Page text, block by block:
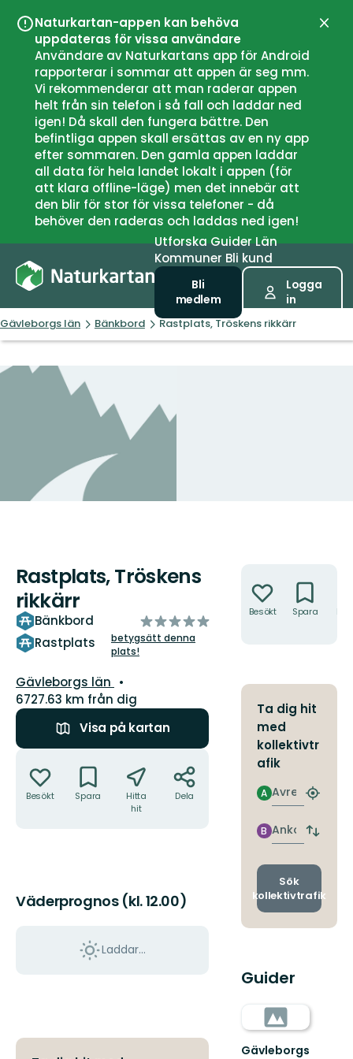
Naturkartan-appen kan behöva
uppdateras för vissa användare
Användare av Naturkartans app för Android
rapporterar i sommar att appen är seg mm.
Vi rekommenderar att man raderar appen
helt från sin telefon i så fall och laddar ned
igen! Då skall den fungera bättre. Den
befintliga appen skall ersättas av en ny app
efter sommaren. Den gamla appen laddar
all data för hela landet lokalt i appen (för
att klara offline-läge) men det innebär att
den blir för stor för vissa telefoner - då
behöver den raderas och laddas ned igen!
UtforskaGuiderLän
Kommuner Bli kund
Bli
medlem
Logga
in
Gävleborgs län Bänkbord Rastplats, Tröskens rikkärr
Rastplats, Tröskens
rikkärr
Bänkbord
Rastplats
av
5
stjärnor
betygsätt denna
plats!
Län:
Gävleborgs län
6727.63 km från dig
Visa på kartan
Besökt Spara
Hitta
hit
Dela
Väderprognos (kl. 12.00)
Laddar...
Besökt Spara
Ta dig hit
med
kollektivtr
afik
Avresa
A
Hitta
Ankomst
B
Byt
och
Sök
kollektivtrafik
Guider
Gävleborgs